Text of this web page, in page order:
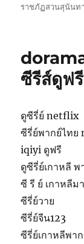
ราชภัฏสวนสุนันทา
ซีรีส์ดูฟ
ดูซีรี่ย์ netflix
ซีรี่ย์พากย์ไท
iqiyi ดูฟรี
ดูซีรี่ย์เกาหลี
ซี รี ย์ เกาหลีม
ซีรี่ย์วาย
ซีรี่ย์จีน123
ซีรี่ย์เกาหลีพา